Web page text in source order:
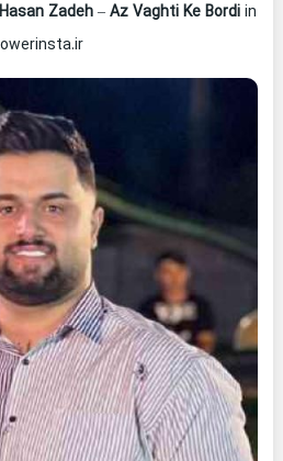
Zadeh – Az Vaghti Ke Bordi in